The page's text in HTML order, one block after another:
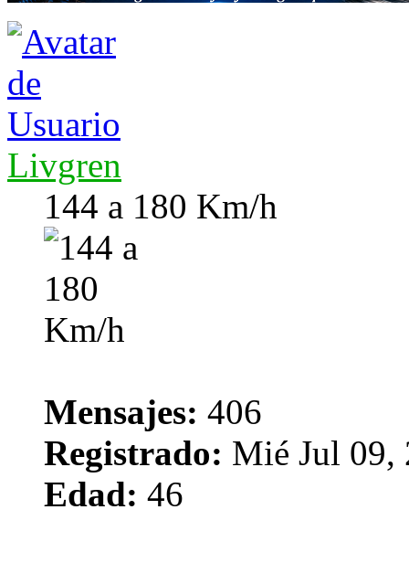
Livgren
144 a 180 Km/h
Mensajes: 406
Registrado: Mié Jul 09,
Edad: 46